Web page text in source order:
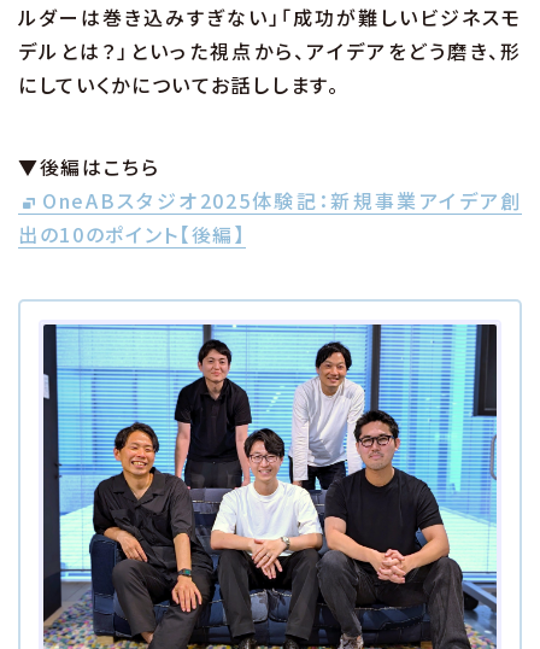
ルダーは巻き込みすぎない」「成功が難しいビジネスモ
デルとは？」といった視点から、アイデアをどう磨き、形
にしていくかについてお話しします。
▼後編はこちら
OneABスタジオ2025体験記：新規事業アイデア創
出の10のポイント【後編】